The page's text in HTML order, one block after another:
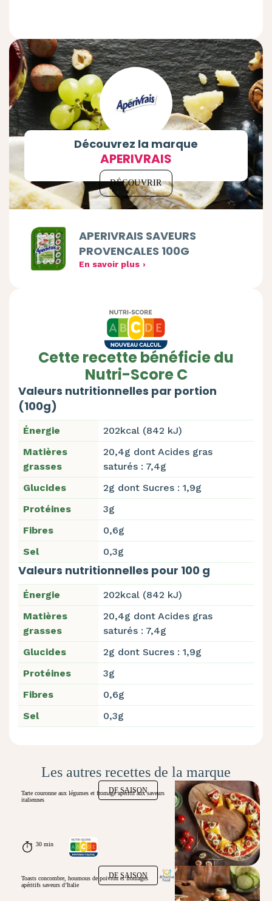
Découvrez la marque
APERIVRAIS
DÉCOUVRIR
APERIVRAIS SAVEURS
PROVENCALES 100G
En savoir plus
Cette recette bénéficie du
Nutri-Score C
Valeurs nutritionnelles par portion
(100g)
Énergie
202kcal (842 kJ)
Matières
grasses
20,4g dont Acides gras
saturés : 7,4g
Glucides
2g dont Sucres : 1,9g
Protéines
3g
Fibres
0,6g
Sel
0,3g
Valeurs nutritionnelles pour 100 g
Énergie
202kcal (842 kJ)
Matières
grasses
20,4g dont Acides gras
saturés : 7,4g
Glucides
2g dont Sucres : 1,9g
Protéines
3g
Fibres
0,6g
Sel
0,3g
Les autres recettes de la marque
DE SAISON
Tarte couronne aux légumes et fromage apéritif aux saveurs
italiennes
30 min
DE SAISON
Toasts concombre, houmous de poivron et fromages
apéritifs saveurs d’Italie